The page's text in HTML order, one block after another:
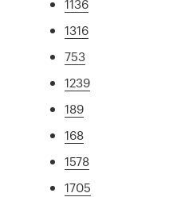
1136
1316
753
1239
189
168
1578
1705